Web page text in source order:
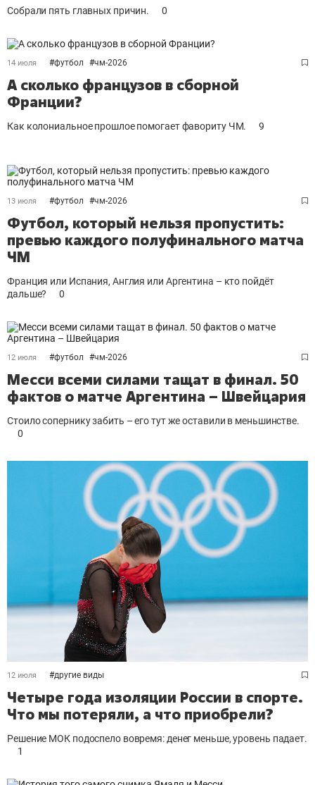
Собрали пять главных причин. 0
14 июля #футбол #чм-2026
А сколько французов в сборной
Франции?
Как колониальное прошлое помогает фавориту ЧМ. 9
13 июля #футбол #чм-2026
Футбол, который нельзя пропустить:
превью каждого полуфинального матча
ЧМ
Франция или Испания, Англия или Аргентина – кто пойдёт
дальше?
0
12 июля #футбол #чм-2026
Месси всеми силами тащат в финал. 50
фактов о матче Аргентина – Швейцария
Стоило сопернику забить – его тут же оставили в меньшинстве.
0
12 июля #другие виды
Четыре года изоляции России в спорте.
Что мы потеряли, а что приобрели?
Решение МОК подоспело вовремя: денег меньше, уровень падает.
1